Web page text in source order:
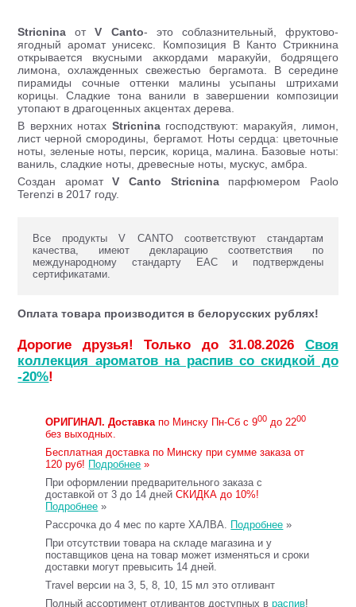
StricninaотV Canto- это соблазнительный, фруктово-
ягодный аромат унисекс. Композиция В Канто Стрикнина
открывается вкусными аккордами маракуйи, бодрящего
лимона, охлажденных свежестью бергамота. В середине
пирамиды сочные оттенки малины усыпаны штрихами
корицы. Сладкие тона ванили в завершении композиции
утопают в драгоценных акцентах дерева.
В верхних нотах Stricnina господствуют: маракуйя, лимон,
лист черной смородины, бергамот. Ноты сердца: цветочные
ноты, зеленые ноты, персик, корица, малина. Базовые ноты:
ваниль, сладкие ноты, древесные ноты, мускус, амбра.
Создан ароматV Canto Stricninaпарфюмером Paolo
Terenzi в 2017 году.
Все продукты V CANTO соответствуют стандартам
качества, имеют декларацию соответствия по
международному стандарту ЕАС и подтверждены
сертификатами.
Оплата товара производится в белорусских рублях!
Дорогие друзья! Только до 31.08.2026 Своя
коллекция ароматов на распив со скидкой до
-20%!
ОРИГИНАЛ. Доставкапо Минску Пн-Сб с 900 до 2200
без выходных.
Бесплатная доставка по Минску при сумме заказа от
120 руб! Подробнее »
При оформлении предварительного заказа с
доставкой от 3 до 14 днейСКИДКА до 10%!
Подробнее »
Рассрочка до 4 мес по карте ХАЛВА. Подробнее »
При отсутствии товара на складе магазина и у
поставщиков цена на товар может изменяться и сроки
доставки могут превысить 14 дней.
Travel версии на 3, 5, 8, 10, 15 мл это отливант
Полный ассортимент отливантов доступных враспив!